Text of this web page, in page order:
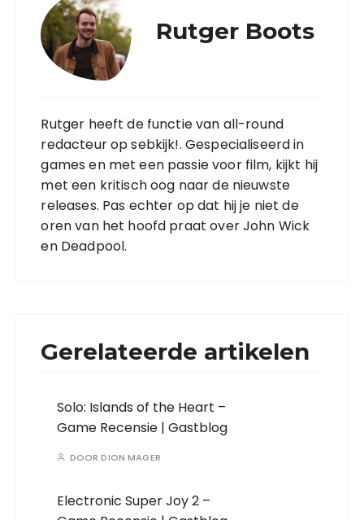
Rutger Boots
Rutger heeft de functie van all-round
redacteur op sebkijk!. Gespecialiseerd in
games en met een passie voor film, kijkt hij
met een kritisch oog naar de nieuwste
releases. Pas echter op dat hij je niet de
oren van het hoofd praat over John Wick
en Deadpool.
Gerelateerde artikelen
Solo: Islands of the Heart –
Game Recensie | Gastblog
DOORDION MAGER
Electronic Super Joy 2 –